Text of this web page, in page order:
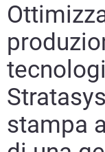
Scopri di più
Scopri di più
stampa